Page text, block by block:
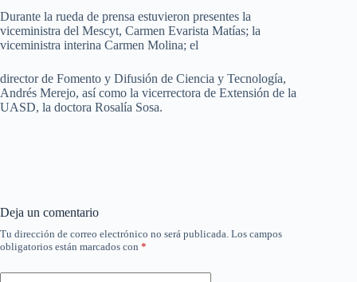
Durante la rueda de prensa estuvieron presentes la
viceministra del Mescyt, Carmen Evarista Matías; la
viceministra interina Carmen Molina; el
director de Fomento y Difusión de Ciencia y Tecnología,
Andrés Merejo, así como la vicerrectora de Extensión de la
UASD, la doctora Rosalía Sosa.
Deja un comentario
Tu dirección de correo electrónico no será publicada. Los campos
obligatorios están marcados con *